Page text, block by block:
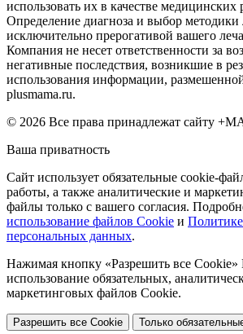
использовать их в качестве медицинских
Определение диагноза и выбор методики
исключительно прерогативой вашего
Компания не несет ответственности за
негативные последствия, возникшие в
использования информации,
plusmama.ru.
© 2026 Все права принадлежат сайту
Ваша приватность
Сайт использует обязательные cookie-
работы, а также аналитические и
файлы только с вашего согласия.
использование файлов Cookie и
персональных данных.
Нажимая кнопку «Разрешить все Cookie»
использование обязательных,
маркетинговых файлов Cookie.
Разрешить все Cookie Только